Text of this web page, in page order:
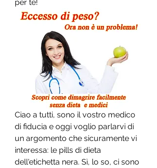
per te!
Ciao a tutti, sono il vostro medico
di fiducia e oggi voglio parlarvi di
un argomento che sicuramente vi
interessa: le pills di dieta
dell'etichetta nera. Sì, lo so, ci sono